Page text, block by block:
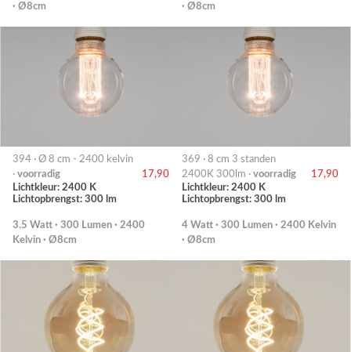
· Ø8cm
· Ø8cm
394 · Ø 8 cm - 2400 kelvin
· voorradig
17,90
Lichtkleur: 2400 K
Lichtopbrengst: 300 lm
3.5 Watt · 300 Lumen · 2400
Kelvin · Ø8cm
369 · 8 cm 3 standen
2400K 300lm · voorradig
17,90
Lichtkleur: 2400 K
Lichtopbrengst: 300 lm
4 Watt · 300 Lumen · 2400 Kelvin
· Ø8cm